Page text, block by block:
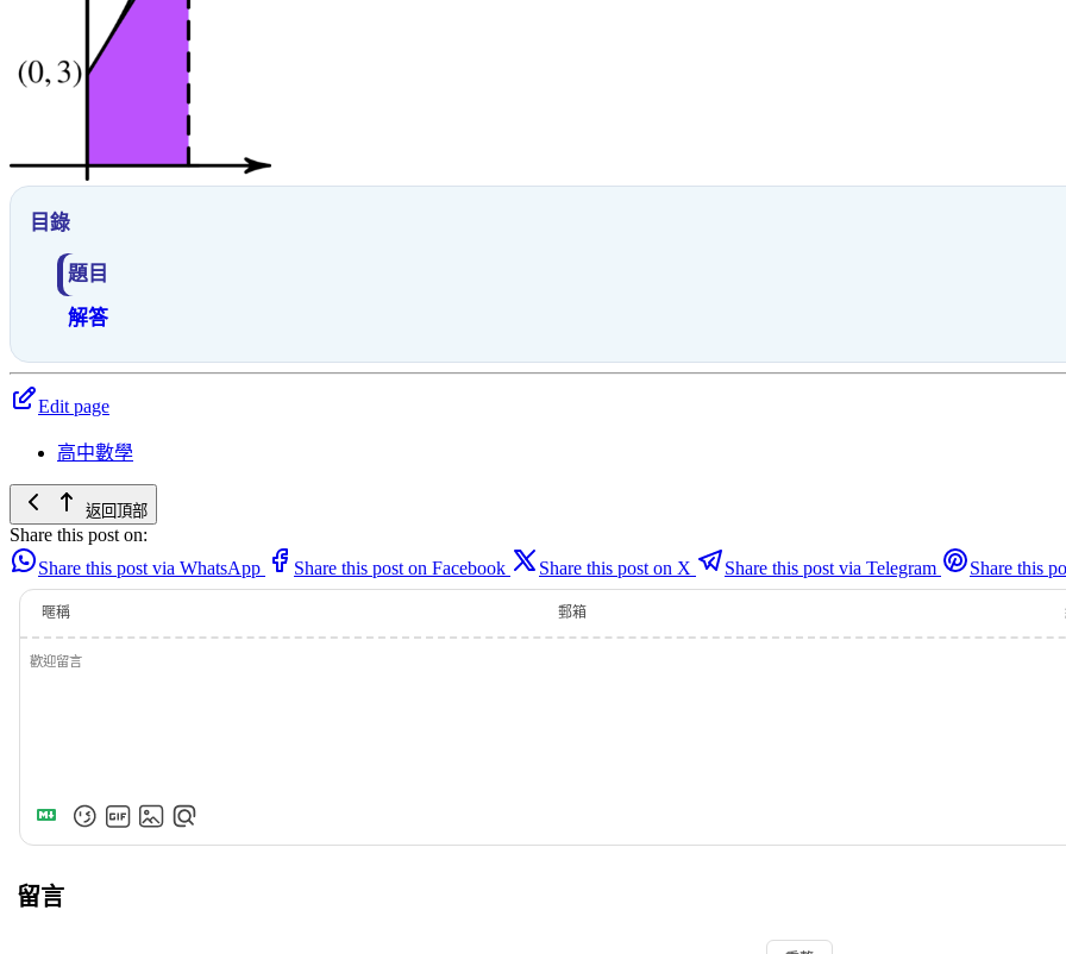
目錄
題目
解答
Edit page
高中數學
返回頂部
Share this post on:
Share this post via WhatsApp
Share this post on Facebook Share this post on X Share this post via Telegram Share this
暱稱 郵箱
留言